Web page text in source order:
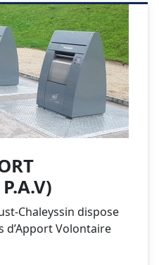
Chaleyssin dispose
d’Apport Volontaire